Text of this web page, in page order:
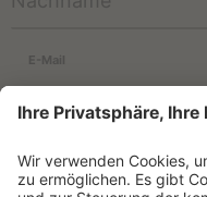
E-Mail
Informationen zur